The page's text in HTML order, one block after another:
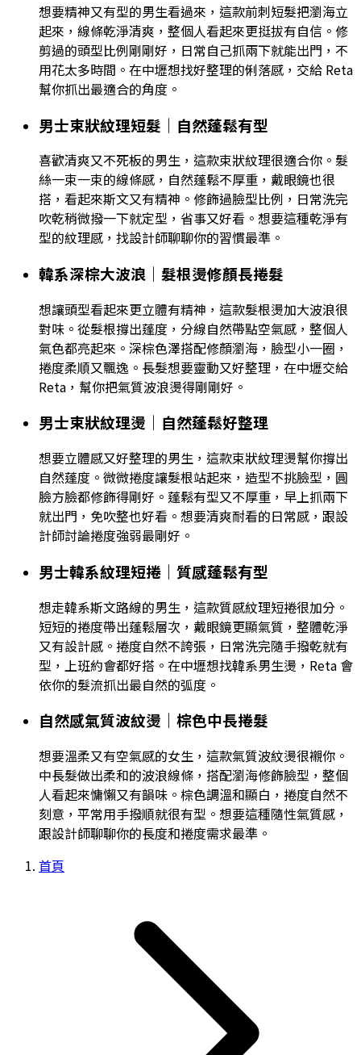
想要精神又有型的男生看過來，這款前刺短髮把瀏海立
起來，線條乾淨清爽，整個人看起來更挺拔有自信。修
剪過的頭型比例剛剛好，日常自己抓兩下就能出門，不
用花太多時間。在中壢想找好整理的俐落感，交給 Reta
幫你抓出最適合的角度。
男士束狀紋理短髮｜自然蓬鬆有型
喜歡清爽又不死板的男生，這款束狀紋理很適合你。髮
絲一束一束的線條感，自然蓬鬆不厚重，戴眼鏡也很
搭，看起來斯文又有精神。修飾過臉型比例，日常洗完
吹乾稍微撥一下就定型，省事又好看。想要這種乾淨有
型的紋理感，找設計師聊聊你的習慣最準。
韓系深棕大波浪｜髮根燙修顏長捲髮
想讓頭型看起來更立體有精神，這款髮根燙加大波浪很
對味。從髮根撐出蓬度，分線自然帶點空氣感，整個人
氣色都亮起來。深棕色澤搭配修顏瀏海，臉型小一圈，
捲度柔順又飄逸。長髮想要靈動又好整理，在中壢交給
Reta，幫你把氣質波浪燙得剛剛好。
男士束狀紋理燙｜自然蓬鬆好整理
想要立體感又好整理的男生，這款束狀紋理燙幫你撐出
自然蓬度。微微捲度讓髮根站起來，造型不挑臉型，圓
臉方臉都修飾得剛好。蓬鬆有型又不厚重，早上抓兩下
就出門，免吹整也好看。想要清爽耐看的日常感，跟設
計師討論捲度強弱最剛好。
男士韓系紋理短捲｜質感蓬鬆有型
想走韓系斯文路線的男生，這款質感紋理短捲很加分。
短短的捲度帶出蓬鬆層次，戴眼鏡更顯氣質，整體乾淨
又有設計感。捲度自然不誇張，日常洗完隨手撥乾就有
型，上班約會都好搭。在中壢想找韓系男生燙，Reta 會
依你的髮流抓出最自然的弧度。
自然感氣質波紋燙｜棕色中長捲髮
想要溫柔又有空氣感的女生，這款氣質波紋燙很襯你。
中長髮做出柔和的波浪線條，搭配瀏海修飾臉型，整個
人看起來慵懶又有韻味。棕色調溫和顯白，捲度自然不
刻意，平常用手撥順就很有型。想要這種隨性氣質感，
跟設計師聊聊你的長度和捲度需求最準。
首頁